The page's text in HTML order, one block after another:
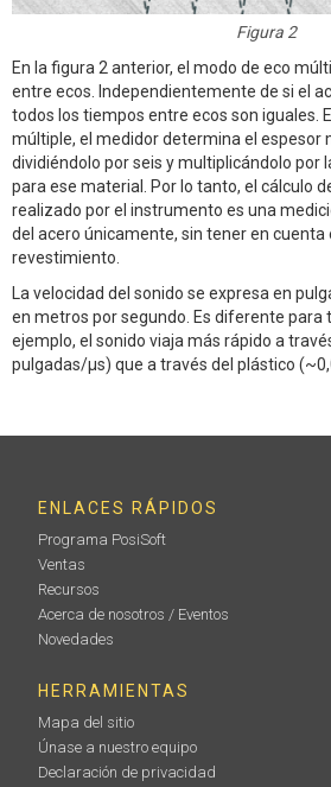
Figura 2
En la figura 2 anterior, el modo de eco
entre ecos. Independientemente de si el
todos los tiempos entre ecos son iguales.
múltiple, el medidor determina el espesor
dividiéndolo por seis y multiplicándolo por
para ese material. Por lo tanto, el cálculo
realizado por el instrumento es una
del acero únicamente, sin tener en cuenta
revestimiento.
La velocidad del sonido se expresa en
en metros por segundo. Es diferente para
ejemplo, el sonido viaja más rápido a
pulgadas/µs) que a través del plástico
ENLACES RÁPIDOS
Programa PosiSoft
Ventas
Recursos
Acerca de nosotros / Eventos
Novedades
HERRAMIENTAS
Mapa del sitio
Únase a nuestro equipo
Declaración de privacidad